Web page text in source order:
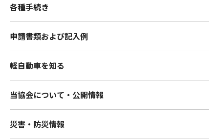
各種手続き
申請書類および記入例
軽自動車を知る
当協会について・公開情報
災害・防災情報